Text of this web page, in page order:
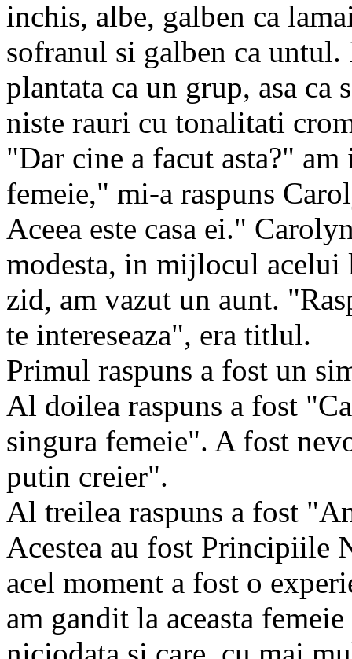
inchis, albe, galben ca
sofranul si galben ca
plantata ca un grup, asa
niste rauri cu tonalitati
"Dar cine a facut asta?"
femeie," mi-a raspuns
Aceea este casa ei."
modesta, in mijlocul acelui
zid, am vazut un aunt.
te intereseaza", era titlul.
Primul raspuns a fost un
Al doilea raspuns a fost
singura femeie". A fost
putin creier".
Al treilea raspuns a fost
Acestea au fost Principiile
acel moment a fost o
am gandit la aceasta